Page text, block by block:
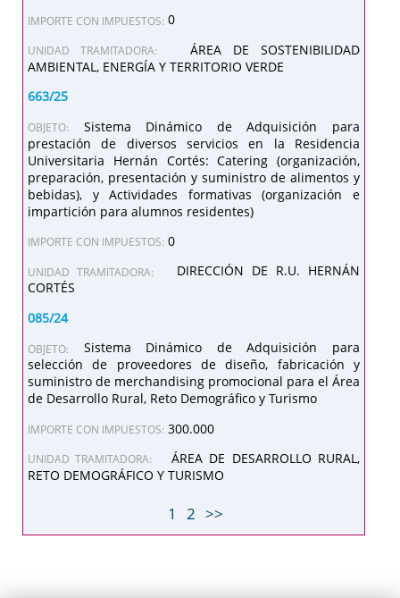
IMPORTE CON IMPUESTOS: 0
UNIDAD TRAMITADORA:
ÁREA DE SOSTENIBILIDAD
AMBIENTAL, ENERGÍA Y TERRITORIO VERDE
663/25
OBJETO:
Sistema Dinámico de Adquisición para
prestación de diversos servicios en la Residencia
Universitaria Hernán Cortés: Catering (organización,
preparación, presentación y suministro de alimentos y
bebidas), y Actividades formativas (organización e
impartición para alumnos residentes)
IMPORTE CON IMPUESTOS: 0
UNIDAD TRAMITADORA:
DIRECCIÓN DE R.U. HERNÁN
CORTÉS
085/24
OBJETO:
Sistema Dinámico de Adquisición para
selección de proveedores de diseño, fabricación y
suministro de merchandising promocional para el Área
de Desarrollo Rural, Reto Demográfico y Turismo
IMPORTE CON IMPUESTOS: 300.000
UNIDAD TRAMITADORA:
ÁREA DE DESARROLLO RURAL,
RETO DEMOGRÁFICO Y TURISMO
1 2 >>